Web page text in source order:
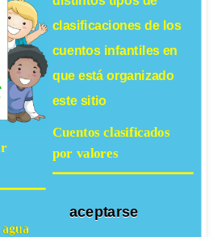
clasificaciones de los
cuentos infantilesen
que está organizado
este sitio
Cuentos clasificados
por valores
aceptarse
agua